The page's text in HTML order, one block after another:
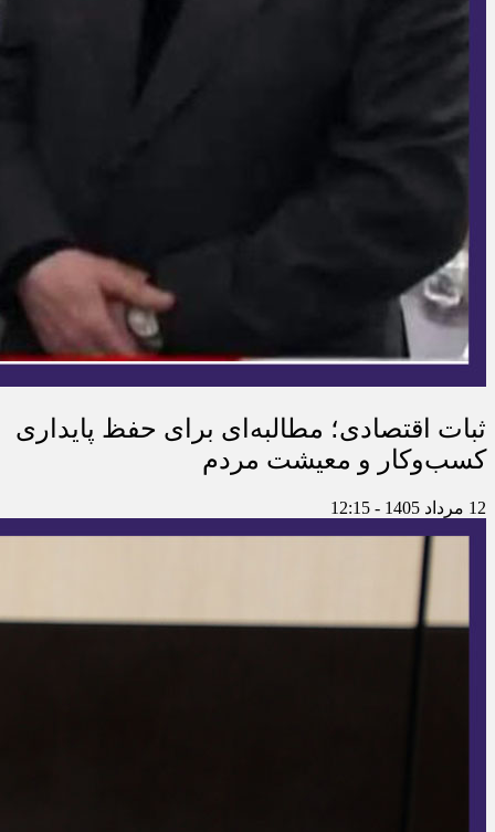
ثبات اقتصادی؛ مطالبه‌ای برای حفظ پایداری
کسب‌وکار و معیشت مردم
12 مرداد 1405 - 12:15